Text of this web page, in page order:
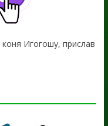
Игогошу, прислав